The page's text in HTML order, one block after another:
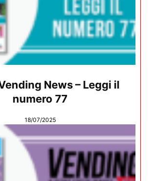
News – Leggi il
numero 77
18/07/2025